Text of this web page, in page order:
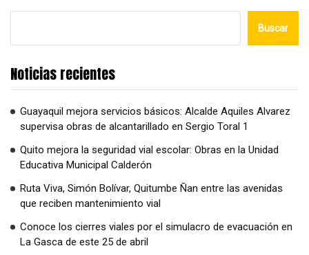
Buscar
Noticias recientes
Guayaquil mejora servicios básicos: Alcalde Aquiles Alvarez
supervisa obras de alcantarillado en Sergio Toral 1
Quito mejora la seguridad vial escolar: Obras en la Unidad
Educativa Municipal Calderón
Ruta Viva, Simón Bolívar, Quitumbe Ñan entre las avenidas
que reciben mantenimiento vial
Conoce los cierres viales por el simulacro de evacuación en
La Gasca de este 25 de abril